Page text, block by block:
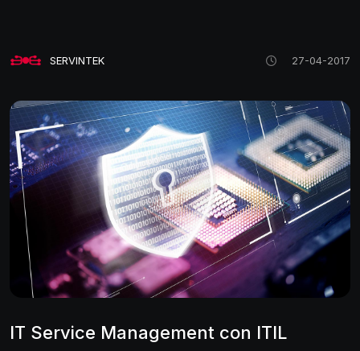
SERVINTEK 27-04-2017
IT Service Management con ITIL